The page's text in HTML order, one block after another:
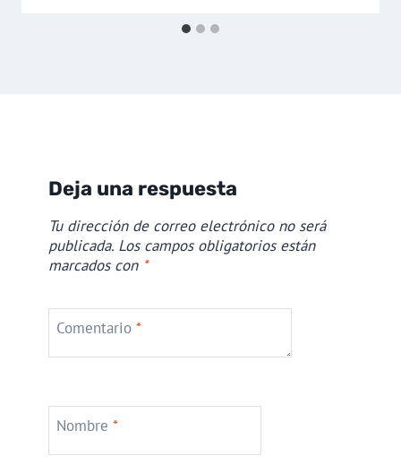
Deja una respuesta
Tu dirección de correo electrónico no será
publicada. Los campos obligatorios están
marcados con *
Comentario *
Nombre *